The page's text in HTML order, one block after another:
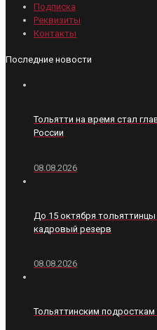
Подписка
Реквизиты
Контакты
Последние новости
Тольятти на время стал
России
08.08.2026
До 15 октября
кадровый резерв
08.08.2026
Тольяттинским